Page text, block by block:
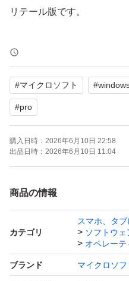
リテール版です。
買い切り版なので、追加料
再インストールに対応して
です。
インストールから認証完了
#マイクロソフト #
#pro
購入日時： 2026年6月10日 22:58
出品日時： 2026年6月10日 11:04
商品の情報
カテゴリ
スマホ、タ
ソフトウェ
オペレーテ
ブランド マイクロソフ